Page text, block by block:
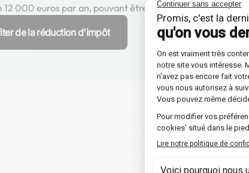
12 000 euros par an, pouvant être majorée sous certaines
de la réduction d'impôt